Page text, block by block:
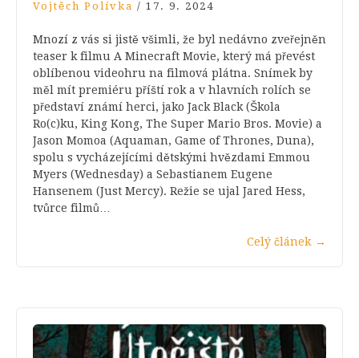
Vojtěch Polívka / 17. 9. 2024
Mnozí z vás si jistě všimli, že byl nedávno zveřejněn
teaser k filmu A Minecraft Movie, který má převést
oblíbenou videohru na filmová plátna. Snímek by
měl mít premiéru příští rok a v hlavních rolích se
představí známí herci, jako Jack Black (Škola
Ro(c)ku, King Kong, The Super Mario Bros. Movie) a
Jason Momoa (Aquaman, Game of Thrones, Duna),
spolu s vycházejícími dětskými hvězdami Emmou
Myers (Wednesday) a Sebastianem Eugene
Hansenem (Just Mercy). Režie se ujal Jared Hess,
tvůrce filmů…
Celý článek →